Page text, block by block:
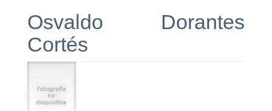
Osvaldo Dorantes
Cortés